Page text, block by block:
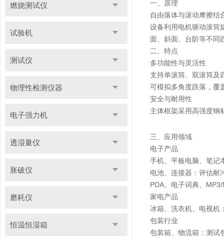
燃烧测试仪
试验机
测试仪
物理性检测仪器
电子强力机
透湿量仪
胀破仪
磨耗仪
恒温恒湿箱
一、原理
自由落体与滚动摩擦结
设备利用电机驱动滚筒
面、斜面、台阶等不同
二、特点
多功能性与灵活性
支持单滚筒、双滚筒及
可模拟多角度跌落，覆
安全与耐用性
主体框架采用高强度钢
三、应用领域
电子产品
手机、平板电脑、笔记
电池、连接器：评估耐
PDA、电子词典、
家电产品
冰箱、洗衣机、电视机
包装行业
包装箱、物流箱：测试